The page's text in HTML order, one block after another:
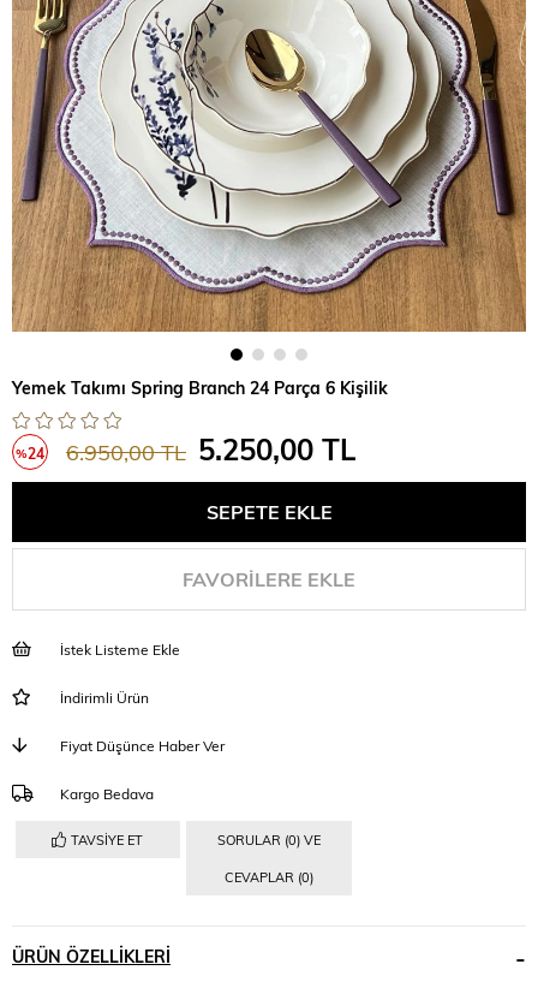
Yemek Takımı Spring Branch 24 Parça 6 Kişilik
%24 6.950,00 TL 5.250,00 TL
FAVORILERE EKLE
İstek Listeme Ekle
İndirimli Ürün
Fiyat Düşünce Haber Ver
Kargo Bedava
TAVSIYE ET SORULAR (0) VE
CEVAPLAR (0)
ÜRÜN ÖZELLIKLERI